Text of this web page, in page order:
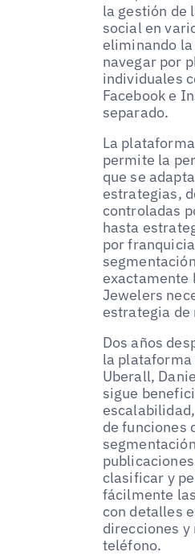
la gestión de
social en
eliminando
navegar por
individuales
Facebook e
separado.
La
permite la
que se
estrategias,
controladas
hasta
por
exactamente
Jewelers
estrategia de
Dos años
la plataforma
Uberall,
sigue
de funciones
clasificar y
fácilmente
con detalles
direcciones y
teléfono.